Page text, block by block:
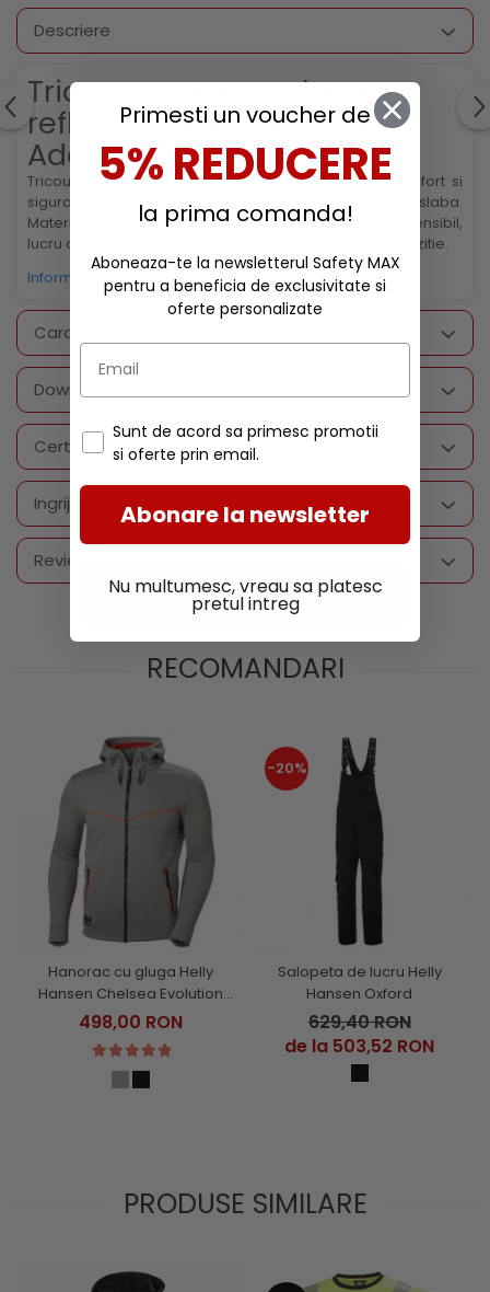
Descriere
Tricou cu maneca lunga
reflectorizant Helly Hansen
Addvis CL2, 3
Tricoul cu maneca lunga HI VISAddvisiti ofera confort si
siguranta
atunci cand lucrezi in conditii de lumina slaba.
Materialul din care este croit tricoul este complet extensibil,
lucru care iti ofera flexibilitate maxima, indiferent de pozitie.
Informatii conformitate produs
Caracteristici
Download (5)
Certificari si tehnologii
Ingrijire
Review-uri
RECOMANDARI
Hanorac cu gluga Helly
Hansen Chelsea Evolution
Zip Hoodie
498,00 RON
-20%
Salopeta de lucru Helly
Hansen Oxford
629,40 RON
de la 503,52 RON
PRODUSE SIMILARE
Primesti un voucher de
5% REDUCERE
la prima comanda!
Aboneaza-te la newsletterul Safety MAX
pentru a beneficia de exclusivitate si
oferte personalizate
Sunt de acord sa primesc promotii
si oferte prin email.
Abonare la newsletter
Nu multumesc, vreau sa platesc
pretul intreg